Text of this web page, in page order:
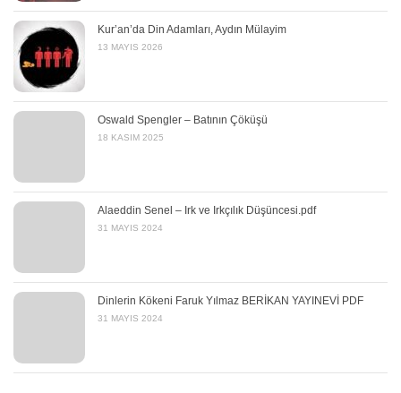
Kur’an’da Din Adamları, Aydın Mülayim
13 MAYIS 2026
Oswald Spengler – Batının Çöküşü
18 KASIM 2025
Alaeddin Senel – Irk ve Irkçılık Düşüncesi.pdf
31 MAYIS 2024
Dinlerin Kökeni Faruk Yılmaz BERİKAN YAYINEVİ PDF
31 MAYIS 2024